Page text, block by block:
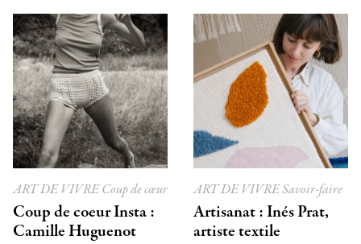
ART DE VIVRECoup de cœur
Coup de coeur Insta :
Camille Huguenot
ART DE VIVRESavoir-faire
Artisanat : Inés Prat,
artiste textile